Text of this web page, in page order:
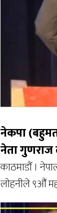
नेकपा
नेता गुणराज
काठमाडौँ ।
लाेहनीले ९औँ